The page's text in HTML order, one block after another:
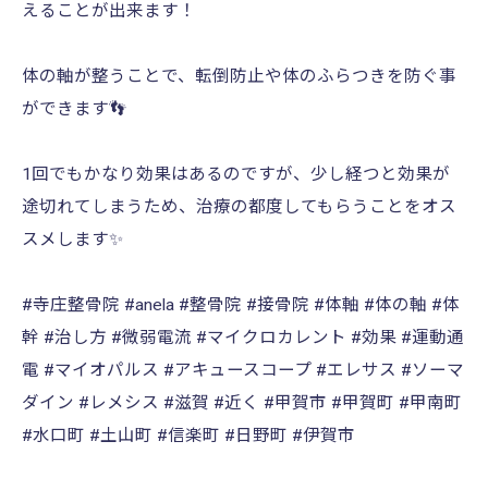
えることが出来ます！
体の軸が整うことで、転倒防止や体のふらつきを防ぐ事
ができます👣
1回でもかなり効果はあるのですが、少し経つと効果が
途切れてしまうため、治療の都度してもらうことをオス
スメします✨️
#寺庄整骨院 #anela #整骨院 #接骨院 #体軸 #体の軸 #体
幹 #治し方 #微弱電流 #マイクロカレント #効果 #運動通
電 #マイオパルス #アキュースコープ #エレサス #ソーマ
ダイン #レメシス #滋賀 #近く #甲賀市 #甲賀町 #甲南町
#水口町 #土山町 #信楽町 #日野町 #伊賀市